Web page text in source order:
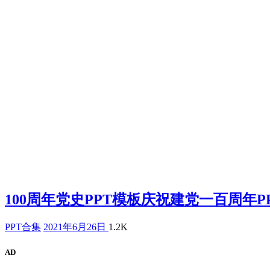
100周年党史PPT模板庆祝建党一百周年
PPT合集 2021年6月26日 1.2K
AD